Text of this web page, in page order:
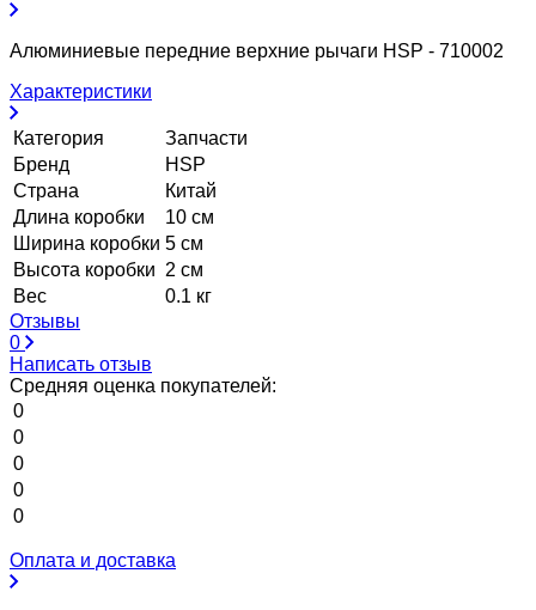
Алюминиевые передние верхние рычаги HSP - 710002
Характеристики
Категория
Запчасти
Бренд
HSP
Страна
Китай
Длина коробки
10 см
Ширина коробки 5 см
Высота коробки 2 см
Вес
0.1 кг
Отзывы
0
Написать отзыв
Средняя оценка покупателей:
0
0
0
0
0
Оплата и доставка